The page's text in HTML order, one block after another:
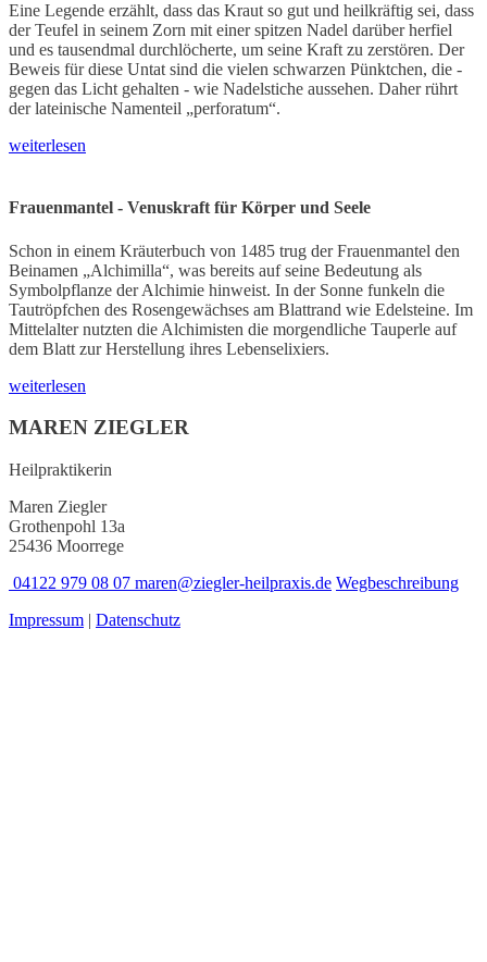
Eine Legende erzählt, dass das Kraut so gut und heilkräftig sei, dass
der Teufel in seinem Zorn mit einer spitzen Nadel darüber herfiel
und es tausendmal durchlöcherte, um seine Kraft zu zerstören. Der
Beweis für diese Untat sind die vielen schwarzen Pünktchen, die -
gegen das Licht gehalten - wie Nadelstiche aussehen. Daher rührt
der lateinische Namenteil „perforatum“.
weiterlesen
Frauenmantel - Venuskraft für Körper und Seele
Schon in einem Kräuterbuch von 1485 trug der Frauenmantel den
Beinamen „Alchimilla“, was bereits auf seine Bedeutung als
Symbolpflanze der Alchimie hinweist. In der Sonne funkeln die
Tautröpfchen des Rosengewächses am Blattrand wie Edelsteine. Im
Mittelalter nutzten die Alchimisten die morgendliche Tauperle auf
dem Blatt zur Herstellung ihres Lebenselixiers.
weiterlesen
MAREN ZIEGLER
Heilpraktikerin
Maren Ziegler
Grothenpohl 13a
25436 Moorrege
04122 979 08 07 maren@ziegler-heilpraxis.de Wegbeschreibung
Impressum | Datenschutz